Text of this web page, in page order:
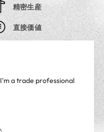
精密生産
直接価値
I'm a trade professional